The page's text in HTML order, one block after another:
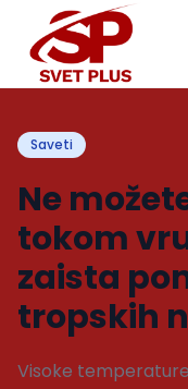
Saveti
Ne
tokom
zaista
tropskih
Visoke